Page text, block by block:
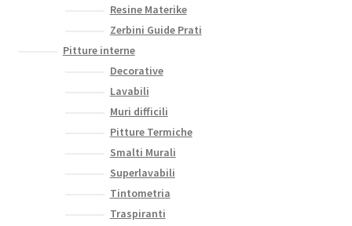
Resine Materike
Zerbini Guide Prati
Pitture interne
Decorative
Lavabili
Muri difficili
Pitture Termiche
Smalti Murali
Superlavabili
Tintometria
Traspiranti